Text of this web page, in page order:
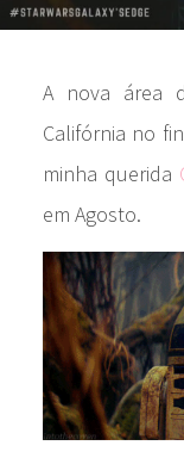
A nova área
Califórnia no
minha querida
em Agosto.